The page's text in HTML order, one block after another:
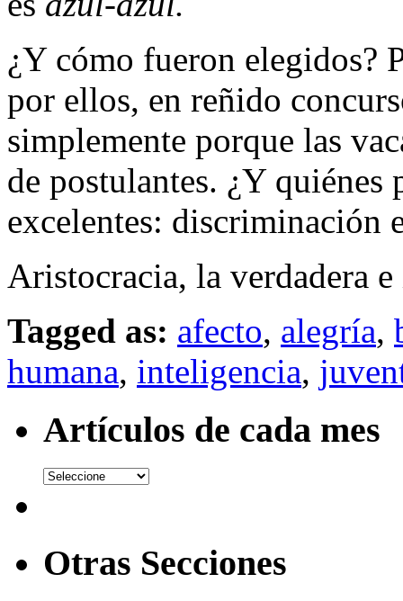
¿Y cómo fueron elegidos?
por ellos, en reñido
simplemente porque las
de postulantes. ¿Y quiénes
excelentes: discriminación
Aristocracia, la verdadera
Tagged as: afecto, alegría,
humana, inteligencia,
Artículos de cada mes
Otras Secciones